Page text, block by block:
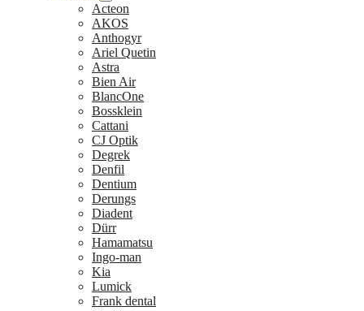
Acteon
AKOS
Anthogyr
Ariel Quetin
Astra
Bien Air
BlancOne
Bossklein
Cattani
CJ Optik
Degrek
Denfil
Dentium
Derungs
Diadent
Dürr
Hamamatsu
Ingo-man
Kia
Lumick
Frank dental